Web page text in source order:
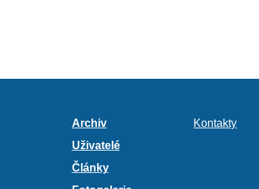
Archiv
Uživatelé
Články
Kontakty